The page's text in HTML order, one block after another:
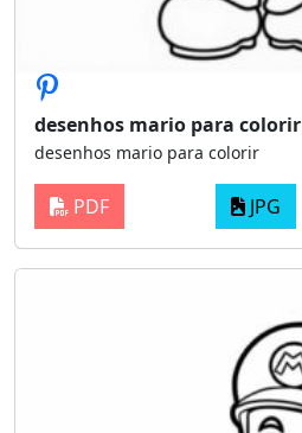
desenhos mario para colorir
desenhos mario para colorir
PDF JPG